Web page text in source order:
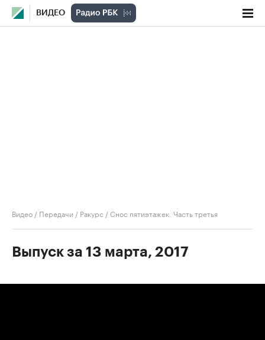
ВИДЕО
Видео / Передачи / Ракурс /Снос пятиэтажек. Часть третья
Выпуск за 13 марта, 2017